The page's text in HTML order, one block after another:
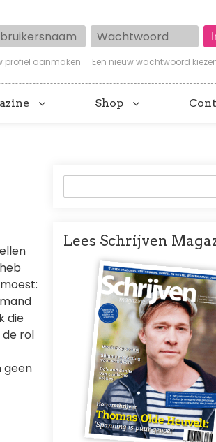
Wachtwoord
profiel aanmaken Een nieuw wachtwoord
Shop
die
de rol
geen
Lees Schrijven
Afbeelding